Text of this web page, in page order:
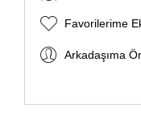
Favorilerime
Arkadaşıma